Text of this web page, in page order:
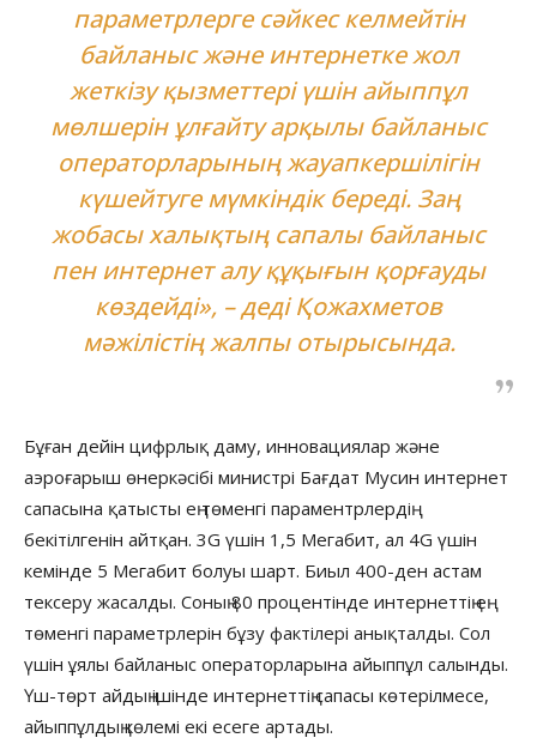
параметрлерге сәйкес келмейтін
байланыс және интернетке жол
жеткізу қызметтері үшін айыппұл
мөлшерін ұлғайту арқылы байланыс
операторларының жауапкершілігін
күшейтуге мүмкіндік береді. Заң
жобасы халықтың сапалы байланыс
пен интернет алу құқығын қорғауды
көздейді», – деді Қожахметов
мәжілістің жалпы отырысында.
Бұған дейін цифрлық даму, инновациялар және
аэроғарыш өнеркәсібі министрі Бағдат Мусин интернет
сапасына қатысты ең төменгі параментрлердің
бекітілгенін айтқан. 3G үшін 1,5 Мегабит, ал 4G үшін
кемінде 5 Мегабит болуы шарт. Биыл 400-ден астам
тексеру жасалды. Соның 80 процентінде интернеттің ең
төменгі параметрлерін бұзу фактілері анықталды. Сол
үшін ұялы байланыс операторларына айыппұл салынды.
Үш-төрт айдың ішінде интернеттің сапасы көтерілмесе,
айыппұлдың көлемі екі есеге артады.